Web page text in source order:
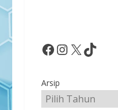
Facebook InstagramX TikTok
Arsip